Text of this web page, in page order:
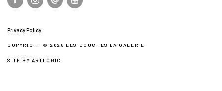
Privacy Policy
COPYRIGHT © 2026 LES DOUCHES LA GALERIE
SITE BY ARTLOGIC